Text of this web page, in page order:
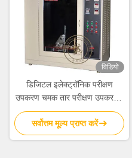
विडियो
डिजिटल इलेक्ट्रॉनिक परीक्षण
उपकरण चमक तार परीक्षण उपकरण /
उपकरण
सर्वोत्तम मूल्य प्राप्त करें